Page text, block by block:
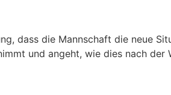
dass die Mannschaft die neue
und angeht, wie dies nach